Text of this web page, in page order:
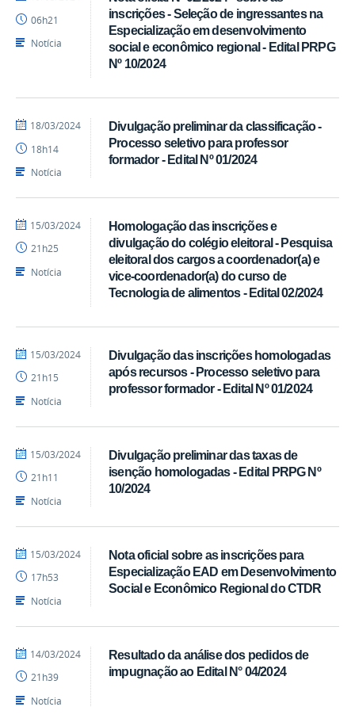
inscrições - Seleção de ingressantes na
Especialização em desenvolvimento
social e econômico regional - Edital PRPG
Nº 10/2024
CTDR06h21
Notícia
Divulgação preliminar da classificação -
Processo seletivo para professor
formador - Edital Nº 01/2024
por
CTDR
publicado
18/03/2024
18h14
Notícia
Homologação das inscrições e
divulgação do colégio eleitoral - Pesquisa
eleitoral dos cargos a coordenador(a) e
vice-coordenador(a) do curso de
Tecnologia de alimentos - Edital 02/2024
por
CTDR
publicado
15/03/2024
21h25
Notícia
Divulgação das inscrições homologadas
após recursos - Processo seletivo para
professor formador - Edital Nº 01/2024
por
CTDR
publicado
15/03/2024
21h15
Notícia
Divulgação preliminar das taxas de
isenção homologadas - Edital PRPG Nº
10/2024
por
CTDR
publicado
15/03/2024
21h11
Notícia
Nota oficial sobre as inscrições para
Especialização EAD em Desenvolvimento
Social e Econômico Regional do CTDR
por
CTDR
publicado
15/03/2024
17h53
Notícia
Resultado da análise dos pedidos de
impugnação ao Edital N° 04/2024
por
CTDR
publicado
14/03/2024
21h39
Notícia